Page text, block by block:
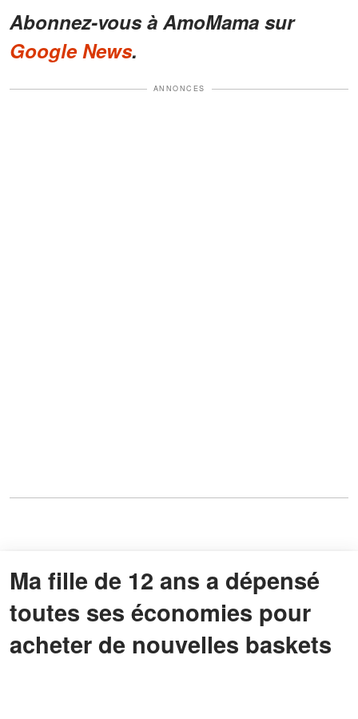
Abonnez-vous à AmoMama sur
Google News.
ANNONCES
Ma fille de 12 ans a dépensé
toutes ses économies pour
acheter de nouvelles baskets